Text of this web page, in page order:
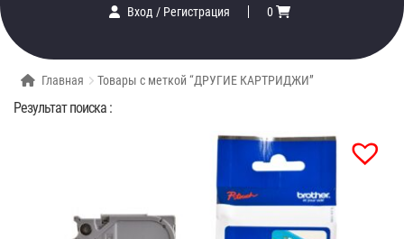
Вход/ Регистрация 0
Главная Товары с меткой “ДРУГИЕ КАРТРИДЖИ”
Результат поиска :